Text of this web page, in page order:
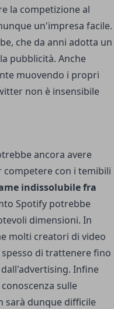
la competizione al
un'impresa facile.
che da anni adotta un
pubblicità. Anche
muovendo i propri
non è insensibile
ancora avere
competere con i temibili
indissolubile fra
Spotify potrebbe
dimensioni. In
molti creatori di video
di trattenere fino
Infine
sulle
sarà dunque difficile